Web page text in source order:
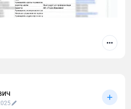
как через тернии проб
тысяч (!) холодных диалогов
бизнесом.